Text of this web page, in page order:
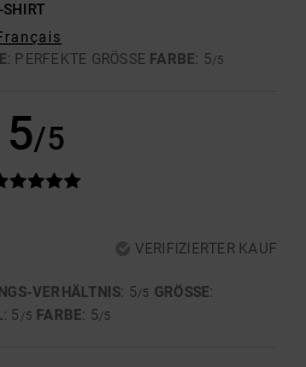
SHIRT
: PERFEKTE GRÖSSE FARBE: 5/5
5/5
VERIFIZIERTER KAUF
VERHÄLTNIS: 5/5 GRÖSSE :
: 5 /5 FARBE: 5/5